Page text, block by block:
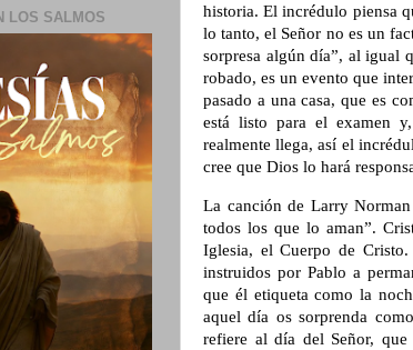
historia. El incrédulo piensa
lo tanto, el Señor no es un
sorpresa algún día”, al igual
robado, es un evento que
pasado a una casa, que es
está listo para el examen
realmente llega, así el
cree que Dios lo hará
La canción de Larry
todos los que lo aman”.
Iglesia, el Cuerpo de
instruidos por Pablo a
que él etiqueta como la
aquel día os sorprenda
refiere al día del Señor,
LOS SALMOS